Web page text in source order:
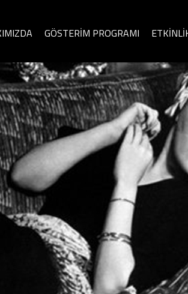
GÖSTERİM PROGRAMI